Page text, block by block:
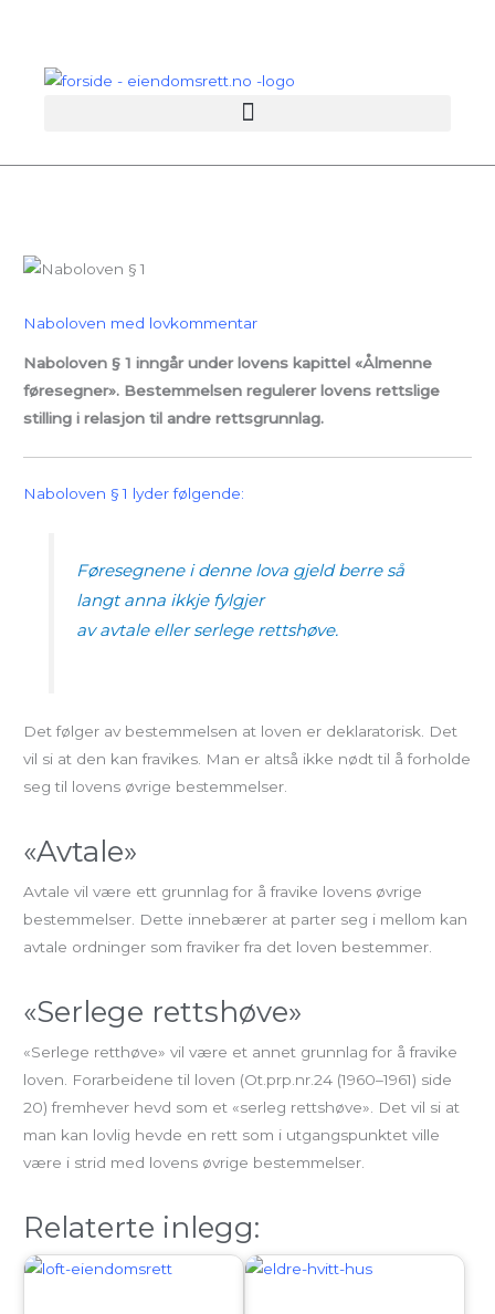
Naboloven med lovkommentar
Naboloven § 1 inngår under lovens kapittel «Ålmenne
føresegner». Bestemmelsen regulerer lovens rettslige
stilling i relasjon til andre rettsgrunnlag.
Naboloven § 1 lyder følgende:
Føresegnene i denne lova gjeld berre så
langt anna ikkje fylgjer
avavtaleellerserlege rettshøve.
Det følger av bestemmelsen at loven er deklaratorisk. Det
vil si at den kan fravikes. Man er altså ikke nødt til å forholde
seg til lovens øvrige bestemmelser.
«Avtale»
Avtale vil være ett grunnlag for å fravike lovens øvrige
bestemmelser. Dette innebærer at parter seg i mellom kan
avtale ordninger som fraviker fra det loven bestemmer.
«Serlege rettshøve»
«Serlege retthøve» vil være et annet grunnlag for å fravike
loven. Forarbeidene til loven (Ot.prp.nr.24 (1960–1961) side
20) fremhever hevd som et «serleg rettshøve». Det vil si at
man kan lovlig hevde en rett som i utgangspunktet ville
være i strid med lovens øvrige bestemmelser.
Relaterte inlegg: